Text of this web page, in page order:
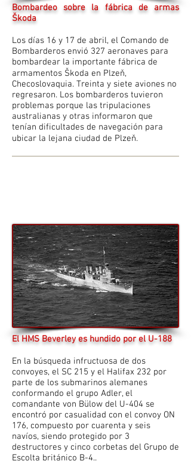
Bombardeo sobre la fábrica de armas
Škoda
Los días 16 y 17 de abril, el Comando de
Bombarderos envió 327 aeronaves para
bombardear la importante fábrica de
armamentos Škoda en Plzeň,
Checoslovaquia. Treinta y siete aviones no
regresaron. Los bombarderos tuvieron
problemas porque las tripulaciones
australianas y otras informaron que
tenían dificultades de navegación para
ubicar la lejana ciudad de Plzeň.
El HMS Beverley es hundido por el U-188
En la búsqueda infructuosa de dos
convoyes, el SC 215 y el Halifax 232 por
parte de los submarinos alemanes
conformando el grupo Adler, el
comandante von Bülow del U-404 se
encontró por casualidad con el convoy ON
176, compuesto por cuarenta y seis
navíos, siendo protegido por 3
destructores y cinco corbetas del Grupo de
Escolta británico B-4..